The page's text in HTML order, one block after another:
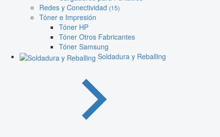
Redes y Conectividad (15)
Tóner e Impresión
Tóner HP
Tóner Otros Fabricantes
Tóner Samsung
Soldadura y Reballing